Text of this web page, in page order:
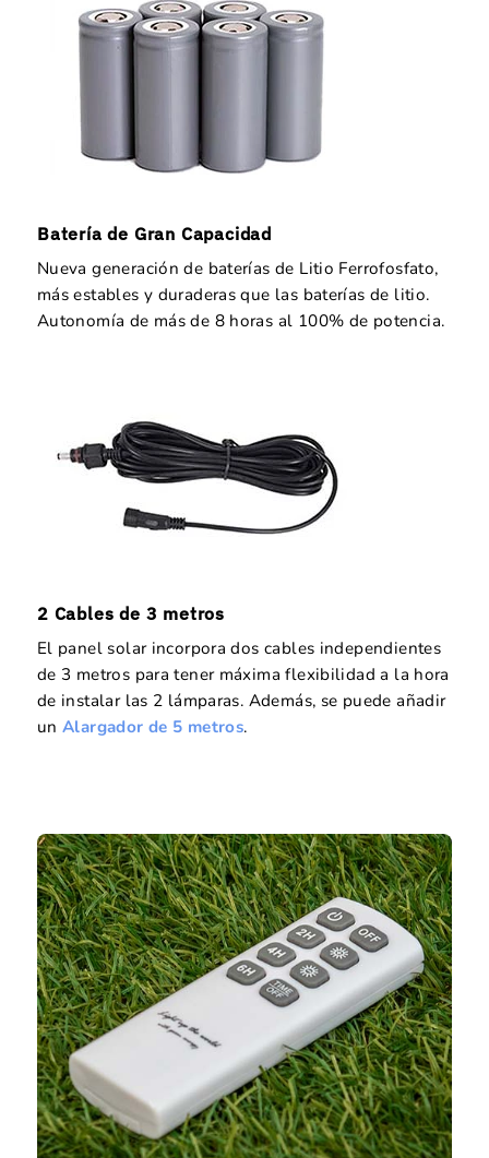
Batería de Gran Capacidad
Nueva generación de baterías de Litio Ferrofosfato,
más estables y duraderas que las baterías de litio.
Autonomía de más de 8 horas al 100% de potencia.
2 Cables de 3 metros
El panel solar incorpora dos cables independientes
de 3 metros para tener máxima flexibilidad a la hora
de instalar las 2 lámparas. Además, se puede añadir
unAlargador de 5 metros.